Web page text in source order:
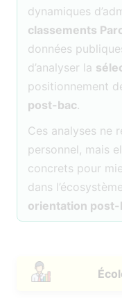
dynamiques
classements
données
d’analyser la
positionnement
post-bac.
Ces analyses ne
personnel, mais
concrets pour
dans l’écosystème
orientation post-